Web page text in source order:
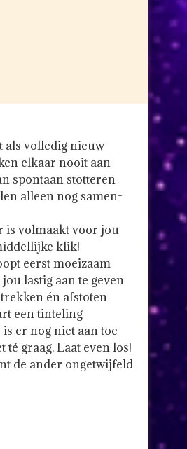
als volledig nieuw
elkaar nooit aan
spontaan stotteren
alleen nog samen-
is volmaakt voor jou
klik!
eerst moeizaam
lastig aan te geven
én afstoten
een tinteling
is er nog niet aan toe
té graag. Laat even los!
de ander ongetwijfeld